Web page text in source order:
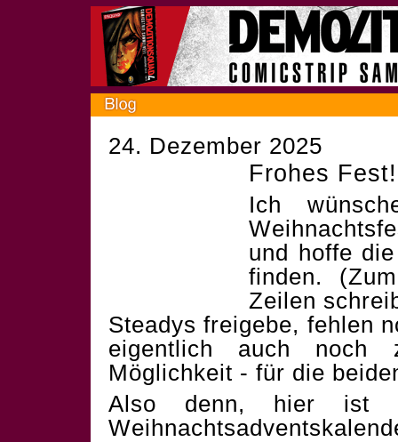
24. Dezember 2025
Frohes Fest!
Ich
und hoffe
finden.
Zeilen
Steadys freigebe, fehlen
eigentlich auch noch
Möglichkeit - für die
Also denn, hier ist